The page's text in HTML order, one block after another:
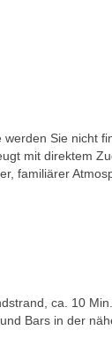
werden Sie nicht
mit direktem
familiärer
ca. 10
Bars in der